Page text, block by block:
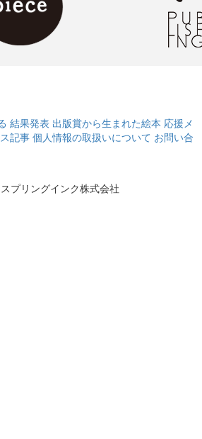
結果発表 出版賞から生まれた絵本 応援メ
記事 個人情報の取扱いについて お問い合
プリングインク株式会社